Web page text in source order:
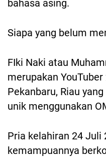
bahasa asing.
Siapa yang belum
FIki Naki atau
merupakan YouTuber
Pekanbaru, Riau
unik menggunakan
Pria kelahiran 24
kemampuannya